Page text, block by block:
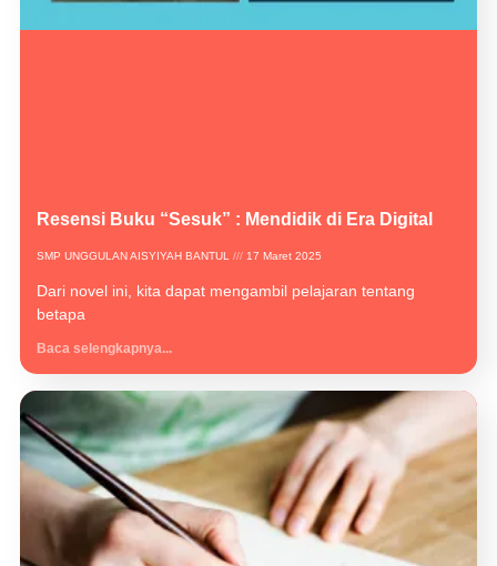
Resensi Buku “Sesuk” : Mendidik di Era Digital
SMP UNGGULAN AISYIYAH BANTUL 17 Maret 2025
Dari novel ini, kita dapat mengambil pelajaran tentang
betapa
Baca selengkapnya...